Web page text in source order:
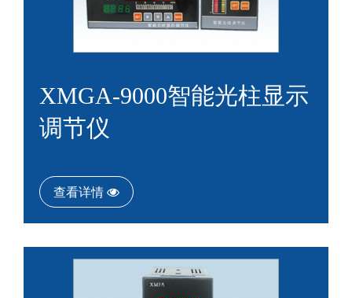
XMGA-9000智能光柱显示
调节仪
查看详情